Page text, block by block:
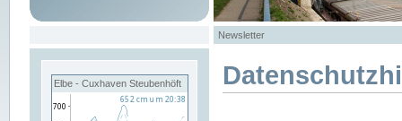
Newsletter
Elbe - Cuxhaven Steubenhöft